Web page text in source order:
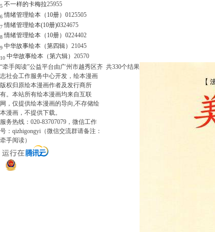
5 不一样的卡梅拉25955
6 情绪管理绘本（10册）0125505
7 情绪管理绘本(10册)0324675
8 情绪管理绘本（10册）0224402
9 中华故事绘本（第四辑） 21045
10 中华故事绘本（第六辑） 20570
共330个结果
“牵手阅读”公益平台由广州市越秀区齐
志社会工作服务中心开发，绘本漫画
版权归原绘本漫画作者及发行商所
有。本站所有绘本漫画均来自互联
网，仅提供绘本漫画的导向,不存储绘
本漫画，不提供下载。
服务热线：020-83707079，微信工作
号：qizhigongyi（微信交流群请备注：
牵手阅读）